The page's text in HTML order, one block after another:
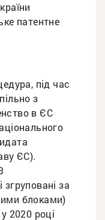
патентне
під час
з
в ЄС
ЄС).
за
блоками)
2020 році